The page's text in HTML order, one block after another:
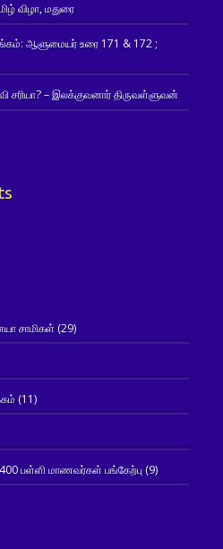
விழா, மதுரை
ஆளுமையர் உரை 171 & 172 ;
சரியா? – இலக்குவனார் திருவள்ளுவன்
சாமிகள் (29)
(11)
பள்ளி மாணவர்கள் பங்கேற்பு(9)